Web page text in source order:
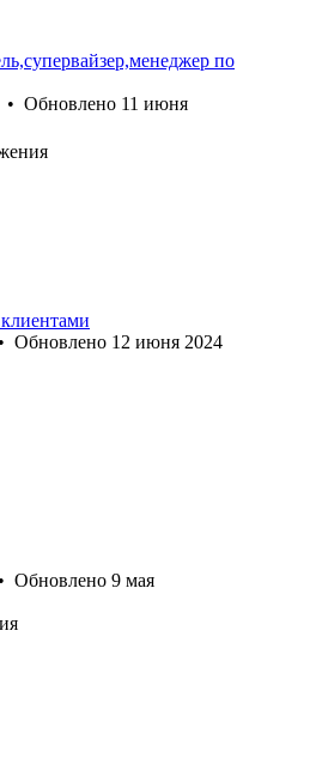
по
• Обновлено 11 июня
• Обновлено 12 июня 2024
• Обновлено 9 мая